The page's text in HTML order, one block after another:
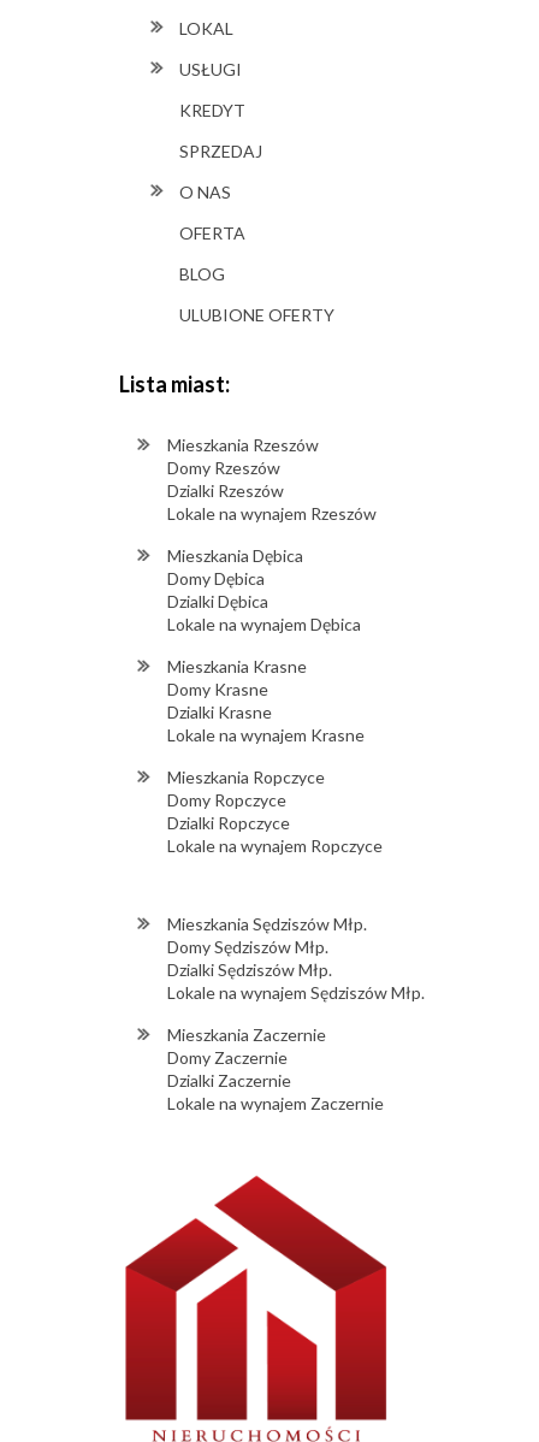
LOKAL
USŁUGI
KREDYT
SPRZEDAJ
O NAS
OFERTA
BLOG
ULUBIONE OFERTY
Lista miast:
Mieszkania Rzeszów
Domy Rzeszów
Dzialki Rzeszów
Lokale na wynajem Rzeszów
Mieszkania Dębica
Domy Dębica
Dzialki Dębica
Lokale na wynajem Dębica
Mieszkania Krasne
Domy Krasne
Dzialki Krasne
Lokale na wynajem Krasne
Mieszkania Ropczyce
Domy Ropczyce
Dzialki Ropczyce
Lokale na wynajem Ropczyce
Mieszkania Sędziszów Młp.
Domy Sędziszów Młp.
Dzialki Sędziszów Młp.
Lokale na wynajem Sędziszów Młp.
Mieszkania Zaczernie
Domy Zaczernie
Dzialki Zaczernie
Lokale na wynajem Zaczernie